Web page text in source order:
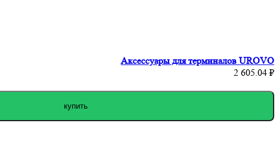
Аксессуары для терминалов UROVO
2 605.04 ₽
купить